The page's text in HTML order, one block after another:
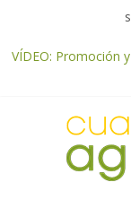
VÍDEO: Promoción
origen cooperativo
desplome de la
dejar la uva en el
El Ministerio de
nuevo protocolo